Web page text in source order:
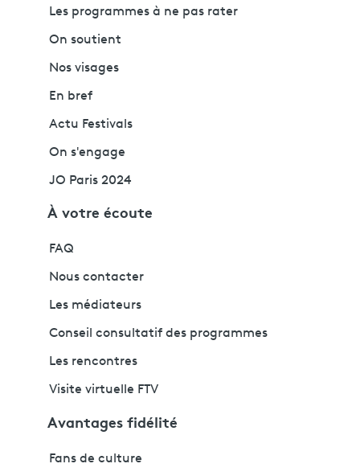
Les programmes à ne pas rater
On soutient
Nos visages
En bref
Actu Festivals
On s'engage
JO Paris 2024
À votre écoute
FAQ
Nous contacter
Les médiateurs
Conseil consultatif des programmes
Les rencontres
Visite virtuelle FTV
Avantages fidélité
Fans de culture